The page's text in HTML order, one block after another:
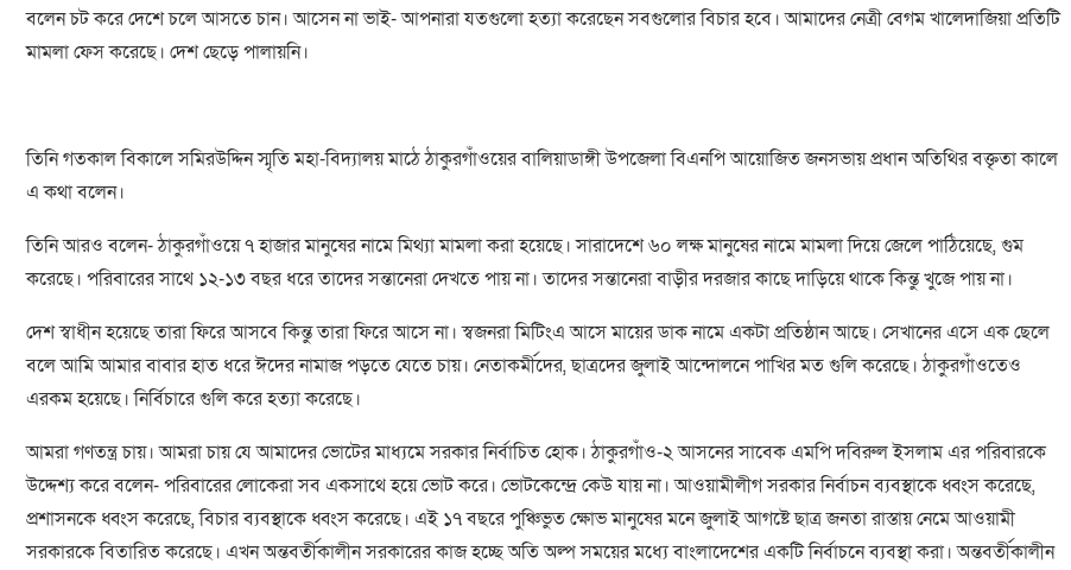
বলেন চট করে দেশে চলে আসতে চান। আসেন না ভাই- আপনারা যতগুলো হত্যা করেছেন সবগুলোর বিচার হবে। আমাদের নেত্রী বেগম খালেদাজিয়া প্রতিটি
মামলা ফেস করেছে। দেশ ছেড়ে পালায়নি।
তিনি গতকাল বিকালে সমিরউদ্দিন স্মৃতি মহা-বিদ্যালয় মাঠে ঠাকুরগাঁওয়ের বালিয়াডাঙ্গী উপজেলা বিএনপি আয়োজিত জনসভায় প্রধান অতিথির বক্তৃতা কালে
এ কথা বলেন।
তিনি আরও বলেন- ঠাকুরগাঁওয়ে ৭ হাজার মানুষের নামে মিথ্যা মামলা করা হয়েছে। সারাদেশে ৬০ লক্ষ মানুষের নামে মামলা দিয়ে জেলে পাঠিয়েছে, গুম
করেছে। পরিবারের সাথে ১২-১৩ বছর ধরে তাদের সন্তানেরা দেখতে পায় না। তাদের সন্তানেরা বাড়ীর দরজার কাছে দাড়িয়ে থাকে কিন্তু খুজে পায় না।
দেশ স্বাধীন হয়েছে তারা ফিরে আসবে কিন্তু তারা ফিরে আসে না। স্বজনরা মিটিংএ আসে মায়ের ডাক নামে একটা প্রতিষ্ঠান আছে। সেখানের এসে এক ছেলে
বলে আমি আমার বাবার হাত ধরে ঈদের নামাজ পড়তে যেতে চায়। নেতাকর্মীদের, ছাত্রদের জুলাই আন্দোলনে পাখির মত গুলি করেছে। ঠাকুরগাঁওতেও
এরকম হয়েছে। নির্বিচারে গুলি করে হত্যা করেছে।
আমরা গণতন্ত্র চায়। আমরা চায় যে আমাদের ভোটের মাধ্যমে সরকার নির্বাচিত হোক। ঠাকুরগাঁও-২ আসনের সাবেক এমপি দবিরুল ইসলাম এর পরিবারকে
উদ্দেশ্য করে বলেন- পরিবারের লোকেরা সব একসাথে হয়ে ভোট করে। ভোটকেন্দ্রে কেউ যায় না। আওয়ামীলীগ সরকার নির্বাচন ব্যবস্থাকে ধ্বংস করেছে,
প্রশাসনকে ধ্বংস করেছে, বিচার ব্যবস্থাকে ধ্বংস করেছে। এই ১৭ বছরে পুঞ্চিভুত ক্ষোভ মানুষের মনে জুলাই আগষ্টে ছাত্র জনতা রাস্তায় নেমে আওয়ামী
সরকারকে বিতারিত করেছে। এখন অন্তবর্তীকালীন সরকারের কাজ হচ্ছে অতি অল্প সময়ের মধ্যে বাংলাদেশের একটি নির্বাচনে ব্যবস্থা করা। অন্তবর্তীকালীন